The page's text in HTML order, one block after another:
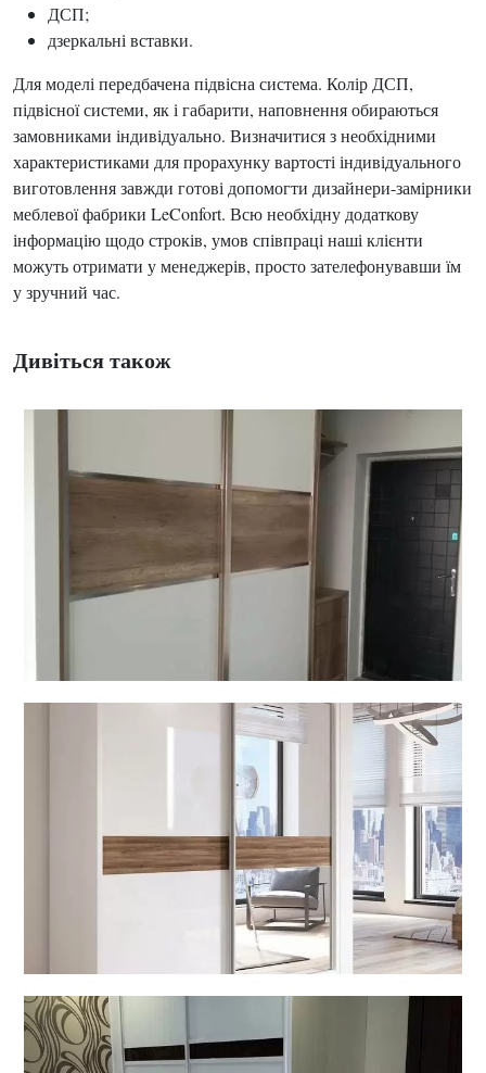
ДСП;
дзеркальні вставки.
Для моделі передбачена підвісна система. Колір ДСП,
підвісної системи, як і габарити, наповнення обираються
замовниками індивідуально. Визначитися з необхідними
характеристиками для прорахунку вартості індивідуального
виготовлення завжди готові допомогти дизайнери-замірники
меблевої фабрики LeConfort. Всю необхідну додаткову
інформацію щодо строків, умов співпраці наші клієнти
можуть отримати у менеджерів, просто зателефонувавши їм
у зручний час.
Дивіться також